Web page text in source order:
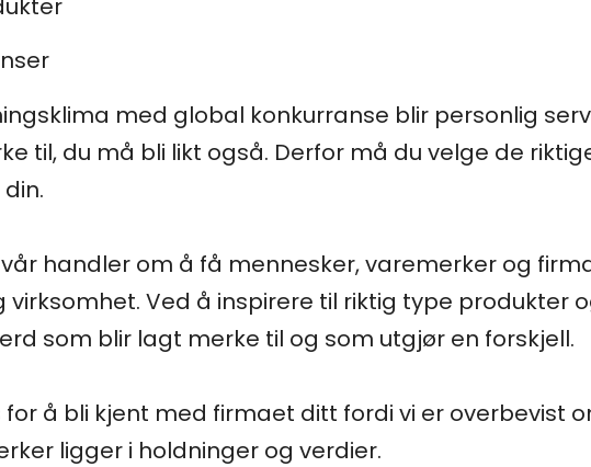
med global konkurranse blir personlig
til, du må bli likt også. Derfor må du velge de
handler om å få mennesker, varemerker og
Ved å inspirere til riktig type produkter
som blir lagt merke til og som utgjør en forskjell.
for å bli kjent med firmaet ditt fordi vi er overbevist
ligger i holdninger og verdier.